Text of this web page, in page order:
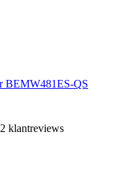
BEMW481ES-QS
klantreviews